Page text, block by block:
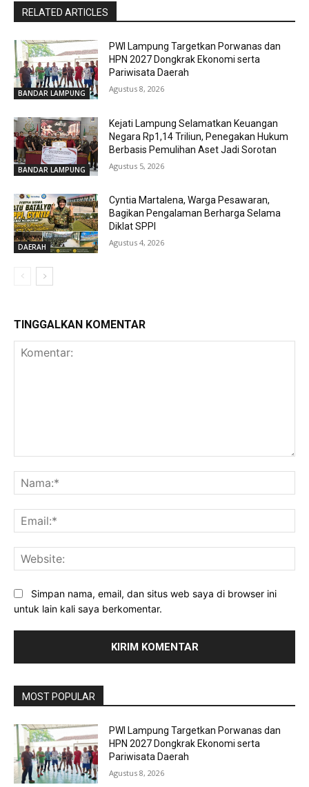
RELATED ARTICLES
BANDAR LAMPUNG
PWI Lampung Targetkan Porwanas dan
HPN 2027 Dongkrak Ekonomi serta
Pariwisata Daerah
Agustus 8, 2026
BANDAR LAMPUNG
Kejati Lampung Selamatkan Keuangan
Negara Rp1,14 Triliun, Penegakan Hukum
Berbasis Pemulihan Aset Jadi Sorotan
Agustus 5, 2026
DAERAH
Cyntia Martalena, Warga Pesawaran,
Bagikan Pengalaman Berharga Selama
Diklat SPPI
Agustus 4, 2026
TINGGALKAN KOMENTAR
Simpan nama, email, dan situs web saya di browser ini
untuk lain kali saya berkomentar.
MOST POPULAR
PWI Lampung Targetkan Porwanas dan
HPN 2027 Dongkrak Ekonomi serta
Pariwisata Daerah
Agustus 8, 2026